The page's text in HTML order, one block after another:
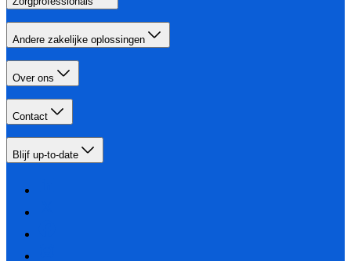
Andere zakelijke oplossingen
Over ons
Contact
Blijf up-to-date